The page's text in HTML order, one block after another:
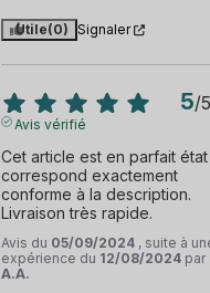
Utile(0) Signaler
5/5
Avis vérifié
Cet article est en parfait
correspond exactement
conforme à la description.
Livraison très rapide.
Avis du 05/09/2024 , suite à
expérience du 12/08/2024 par
A.A.